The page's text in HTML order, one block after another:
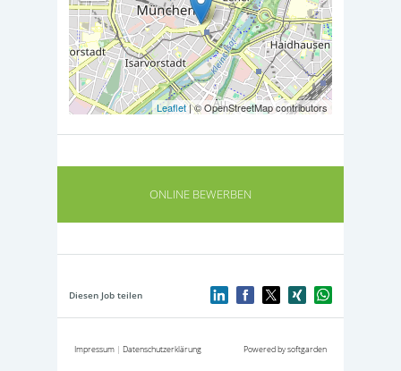
Leaflet| © OpenStreetMap contributors
ONLINE BEWERBEN
Diesen Job teilen
Impressum | Datenschutzerklärung Powered by softgarden